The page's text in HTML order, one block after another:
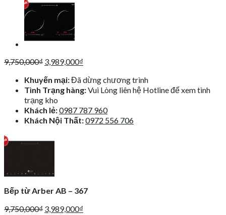
9,750,000₫ Giá
là:
9,750,000₫.
3,989,000₫
tại
là:
Khuyến mại:Đã dừng chương trình
Tình Trạng hàng:Vui Lòng liên hệ Hotline để xem tình
trạng kho
Khách lẻ:0987 787 960
Khách Nội Thất:0972 556 706
Bếp từ Arber AB – 367
9,750,000₫ Giá
3,989,000₫